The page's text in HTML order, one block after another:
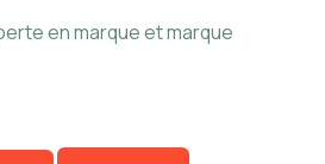
en marque et marque